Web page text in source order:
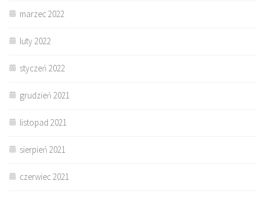
marzec 2022
luty 2022
styczeń 2022
grudzień 2021
listopad 2021
sierpień 2021
czerwiec 2021